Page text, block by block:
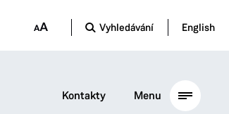
Vyhledávání English
Kontakty Menu